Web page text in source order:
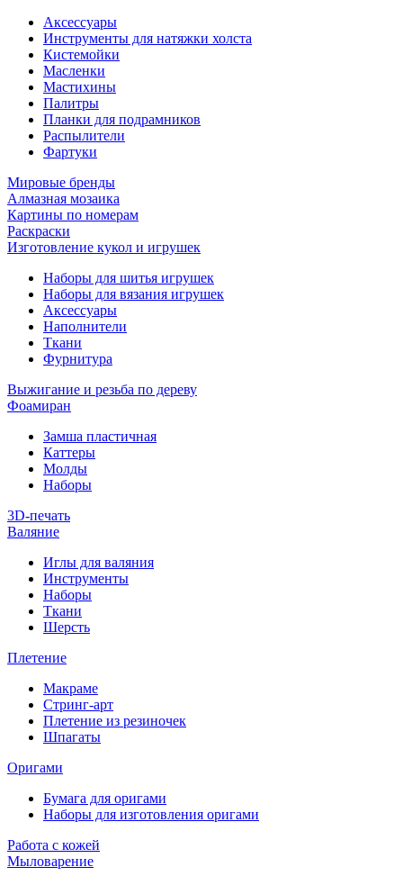
Аксессуары
Инструменты для натяжки холста
Кистемойки
Масленки
Мастихины
Палитры
Планки для подрамников
Распылители
Фартуки
Мировые бренды
Алмазная мозаика
Картины по номерам
Раскраски
Изготовление кукол и игрушек
Наборы для шитья игрушек
Наборы для вязания игрушек
Аксессуары
Наполнители
Ткани
Фурнитура
Выжигание и резьба по дереву
Фоамиран
Замша пластичная
Каттеры
Молды
Наборы
3D-печать
Валяние
Иглы для валяния
Инструменты
Наборы
Ткани
Шерсть
Плетение
Макраме
Стринг-арт
Плетение из резиночек
Шпагаты
Оригами
Бумага для оригами
Наборы для изготовления оригами
Работа с кожей
Мыловарение